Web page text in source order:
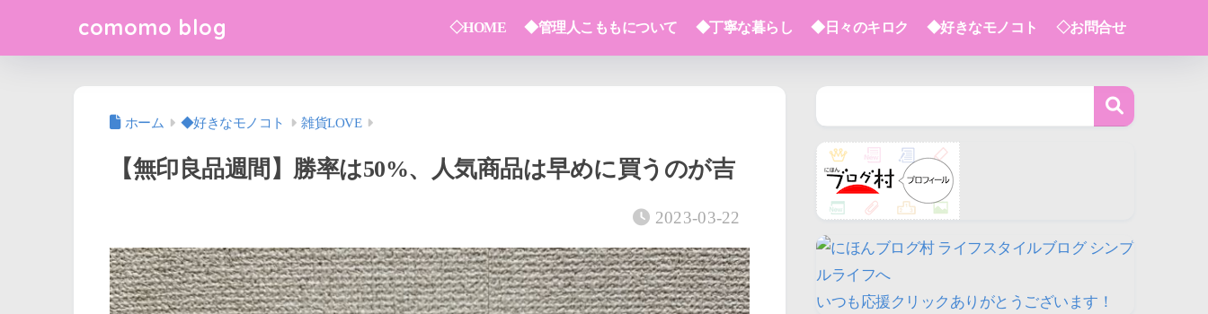
comomo blog ◇HOME ◆管理人こももについて ◆丁寧な暮らし ◆日々のキロク ◆好きなモノコト ◇お問合せ
ホーム ◆好きなモノコト 雑貨LOVE
【無印良品週間】勝率は50%、人気商品は早めに買うのが吉
2023-03-22
いつも応援クリックありがとうございます！